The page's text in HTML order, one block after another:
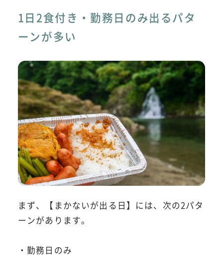
1日2食付き・勤務日のみ出るパタ
ーンが多い
まず、【まかないが出る日】には、次の2パタ
ーンがあります。
・勤務日のみ